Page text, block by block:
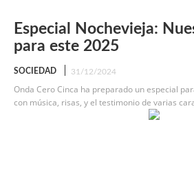
Especial Nochevieja:
para este 2025
SOCIEDAD 31/12/2024
Onda Cero Cinca ha preparado un especial
con música, risas, y el testimonio de varias